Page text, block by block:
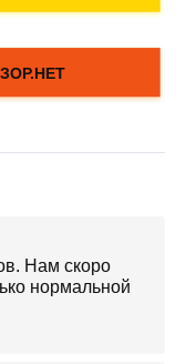
Нам скоро
нормальной